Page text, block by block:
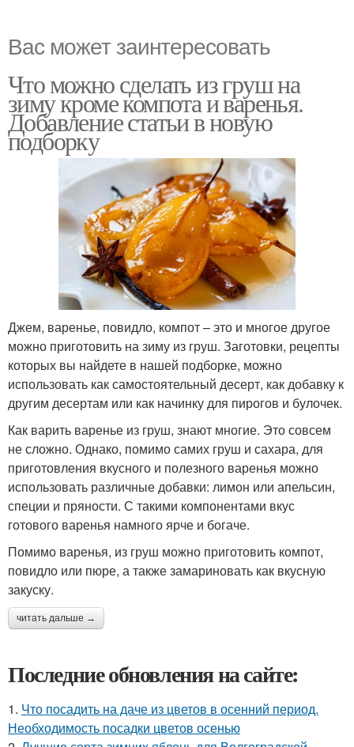
Вас может заинтересовать
Что можно сделать из груш на
зиму кроме компота и варенья.
Добавление статьи в новую
подборку
Джем, варенье, повидло, компот – это и многое другое
можно приготовить на зиму из груш. Заготовки, рецепты
которых вы найдете в нашей подборке, можно
использовать как самостоятельный десерт, как добавку к
другим десертам или как начинку для пирогов и булочек.
Как варить варенье из груш, знают многие. Это совсем
не сложно. Однако, помимо самих груш и сахара, для
приготовления вкусного и полезного варенья можно
использовать различные добавки: лимон или апельсин,
специи и пряности. С такими компонентами вкус
готового варенья намного ярче и богаче.
Помимо варенья, из груш можно приготовить компот,
повидло или пюре, а также замариновать как вкусную
закуску.
читать дальше →
Последние обновления на сайте:
1. Что посадить на даче из цветов в осенний период.
Необходимость посадки цветов осенью